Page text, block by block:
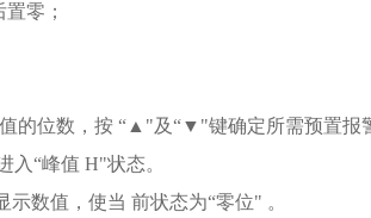
零；
的位数，按 “▲"及“▼"键确定所需预置报
“峰值 H"状态。
数值，使当 前状态为“零位" 。